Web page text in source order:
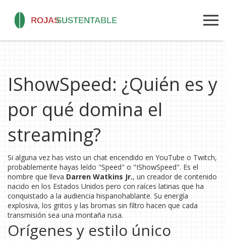
IShowSpeed: ¿Quién es y
por qué domina el
streaming?
Si alguna vez has visto un chat encendido en YouTube o Twitch,
probablemente hayas leído "Speed" o "IShowSpeed". Es el
nombre que lleva Darren Watkins Jr., un creador de contenido
nacido en los Estados Unidos pero con raíces latinas que ha
conquistado a la audiencia hispanohablante. Su energía
explosiva, los gritos y las bromas sin filtro hacen que cada
transmisión sea una montaña rusa.
Orígenes y estilo único